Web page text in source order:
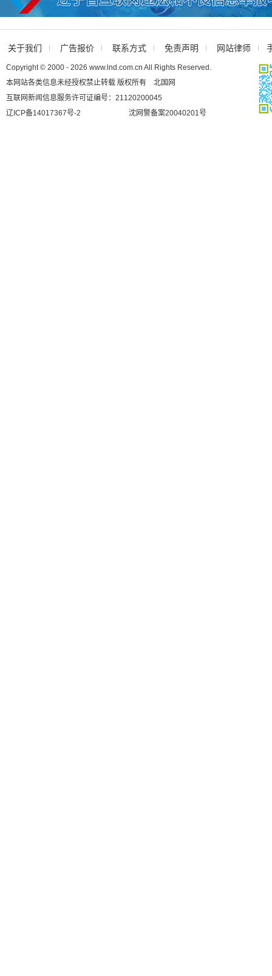
关于我们 广告报价 联系方式 免责声明 网站律师
Copyright © 2000 - 2026 www.lnd.com.cn All Rights Reserved.
本网站各类信息未经授权禁止转载 版权所有 北国网
互联网新闻信息服务许可证编号：21120200045
辽ICP备14017367号-2
沈网警备案20040201号